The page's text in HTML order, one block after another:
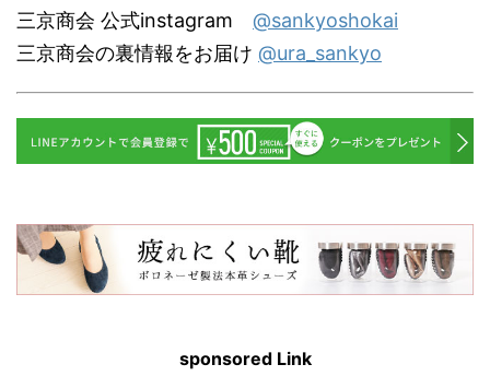
三京商会 公式instagram @sankyoshokai
三京商会の裏情報をお届け @ura_sankyo
sponsored Link